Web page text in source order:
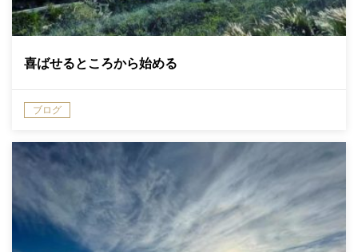
喜ばせるところから始める
ブログ